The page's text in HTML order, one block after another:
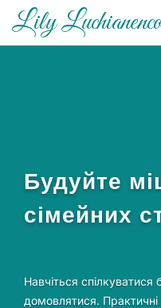
Lily Luchianenco
Будуйте
сімейних
Навчіться
домовлятися.